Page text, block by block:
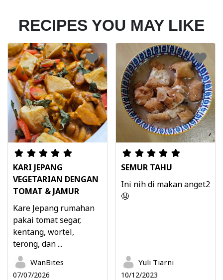
RECIPES YOU MAY LIKE
KARI JEPANG
VEGETARIAN DENGAN
TOMAT & JAMUR
Kare Jepang rumahan
pakai tomat segar,
kentang, wortel,
terong, dan ...
WanBites
07/07/2026
SEMUR TAHU
Ini nih di makan anget2
🤤
Yuli Tiarni
10/12/2023